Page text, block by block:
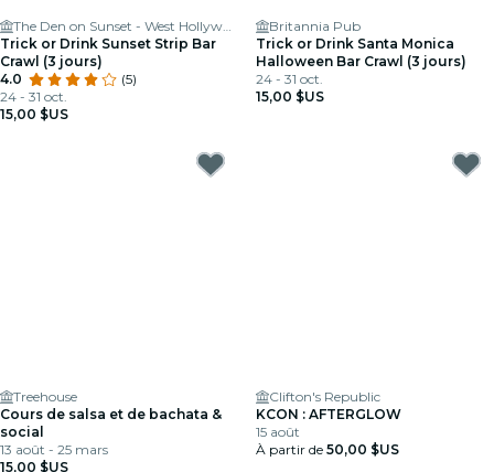
The Den on Sunset - West Hollywood Restaurant & Bar
Trick or Drink Sunset Strip Bar
Crawl (3 jours)
4.0
(5)
24 - 31 oct.
15,00 $US
Britannia Pub
Trick or Drink Santa Monica
Halloween Bar Crawl (3 jours)
24 - 31 oct.
15,00 $US
Treehouse
Cours de salsa et de bachata &
social
13 août - 25 mars
15,00 $US
Clifton's Republic
KCON : AFTERGLOW
15 août
À partir de 50,00 $US